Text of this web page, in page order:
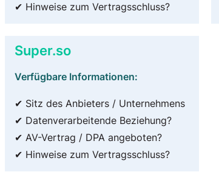
✔ Hinweise zum Vertragsschluss?
Super.so
Verfügbare Informationen:
✔ Sitz des Anbieters / Unternehmens
✔ Datenverarbeitende Beziehung?
✔ AV-Vertrag / DPA angeboten?
✔ Hinweise zum Vertragsschluss?